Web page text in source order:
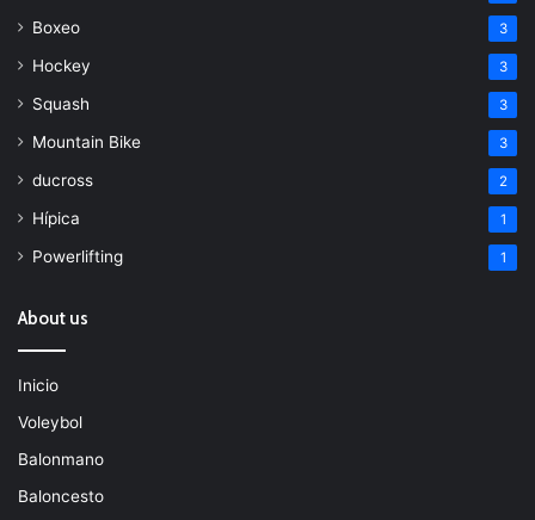
Boxeo 3
Hockey 3
Squash 3
Mountain Bike 3
ducross 2
Hípica 1
Powerlifting 1
About us
Inicio
Voleybol
Balonmano
Baloncesto